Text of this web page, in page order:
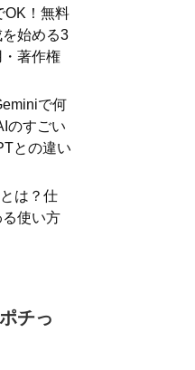
OK！無料
始める3
著作権
で何
のすごい
との違い
は？仕
使い方
チっ